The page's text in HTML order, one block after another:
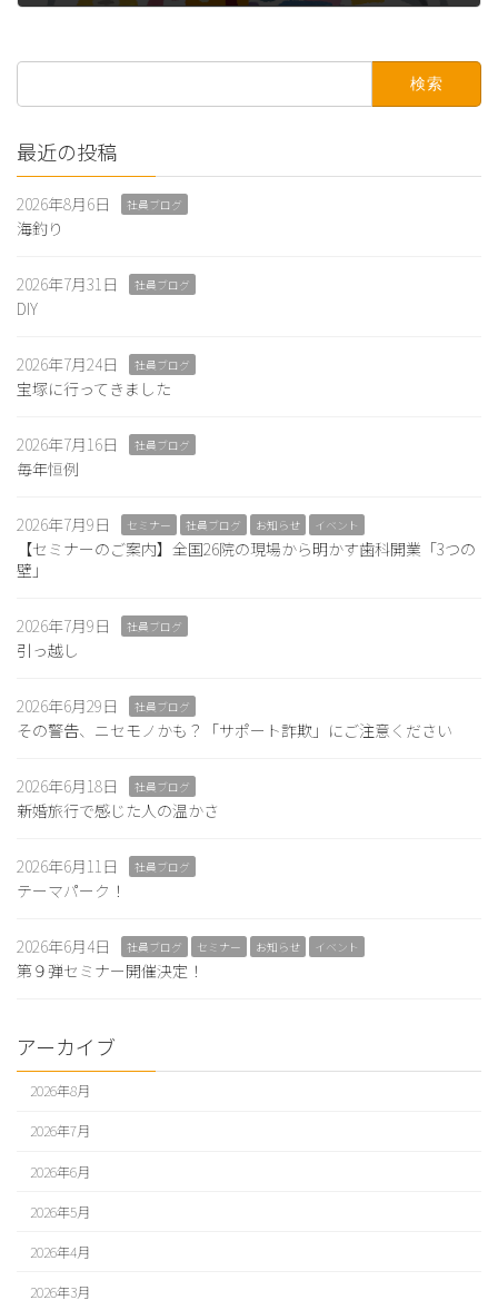
最近の投稿
2026年8月6日 社員ブログ
海釣り
2026年7月31日 社員ブログ
DIY
2026年7月24日 社員ブログ
宝塚に行ってきました
2026年7月16日 社員ブログ
毎年恒例
2026年7月9日 セミナー 社員ブログ お知らせ イベント
【セミナーのご案内】全国26院の現場から明かす歯科開業「3つの
壁」
2026年7月9日 社員ブログ
引っ越し
2026年6月29日 社員ブログ
その警告、ニセモノかも？「サポート詐欺」にご注意ください
2026年6月18日 社員ブログ
新婚旅行で感じた人の温かさ
2026年6月11日 社員ブログ
テーマパーク！
2026年6月4日 社員ブログ セミナー お知らせ イベント
第９弾セミナー開催決定！
アーカイブ
2026年8月
2026年7月
2026年6月
2026年5月
2026年4月
2026年3月